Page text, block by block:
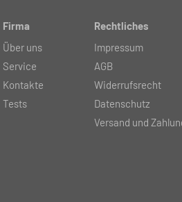
Firma
Über uns
Service
Kontakte
Tests
Rechtliches
Impressum
AGB
Widerrufsrecht
Datenschutz
Versand und